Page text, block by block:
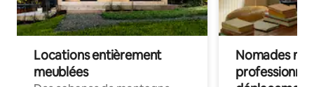
Locations entièrement
meublées
Nomades